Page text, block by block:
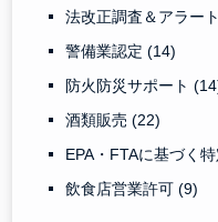
法改正調査＆アラー
警備業認定(14)
防火防災サポート
酒類販売(22)
EPA・FTAに基づく
飲食店営業許可(9)